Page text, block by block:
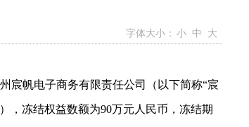
字体大小： 小 中 大
宸帆电子商务有限责任公司（以下简称“宸
，冻结权益数额为90万元人民币，冻结期